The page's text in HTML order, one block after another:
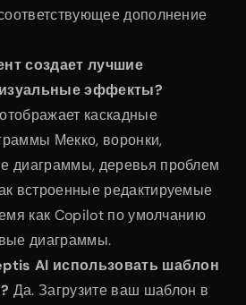
дополнение
создает лучшие
эффекты?
каскадные
Мекко, воронки,
диаграммы, деревья проблем
встроенные редактируемые
как Copilot по умолчанию
диаграммы.
AI использовать шаблон
Да. Загрузите ваш шаблон в